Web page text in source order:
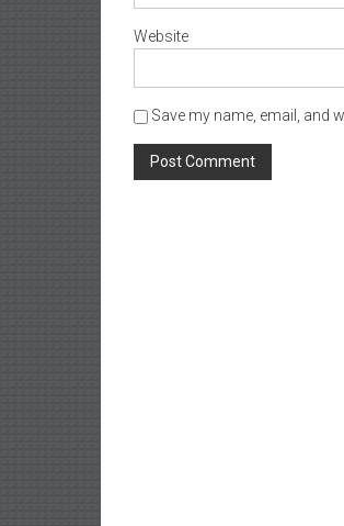
Website
Save my name, email, and